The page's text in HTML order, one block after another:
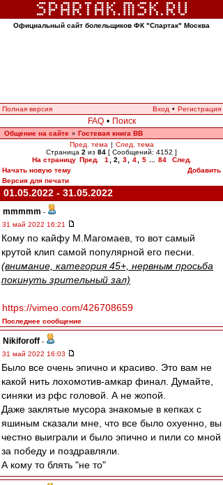
Официальный сайт болельщиков ФК "Спартак" Москва
Полная версия Вход • Регистрация
FAQ • Поиск
Общение на сайте » Гостевая книга ВВ
Пред. тема | След. тема
Страница 2 из 84 [ Сообщений: 4152 ]
На страницу Пред. 1 2 3 4 5 84
След.
Начать новую тему
Добавить
Версия для печати
01.05.2022 - 31.05.2022
mmmmm -
31 май 2022 16:21
Кому по кайфу М.Магомаев, то вот самый
крутой клип самой популярной его песни.
(внимание, категория 45+, нервным просьба
покинуть зрительный зал)
https://vimeo.com/426708659
Последнее сообщение
Nikiforoff -
31 май 2022 16:03
Было все очень эпично и красиво. Это вам не
какой нить лохомотив-амкар финал. Думайте,
синяки из рфс головой. А не жопой.
Даже заклятые мусора знакомые в кепках с
яшиным сказали мне, что все было охуенно, вы
честно выиграли и было эпично и пили со мной
за победу и поздравляли.
А кому то блять "не то"